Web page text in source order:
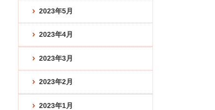
2023年5月
2023年4月
2023年3月
2023年2月
2023年1月